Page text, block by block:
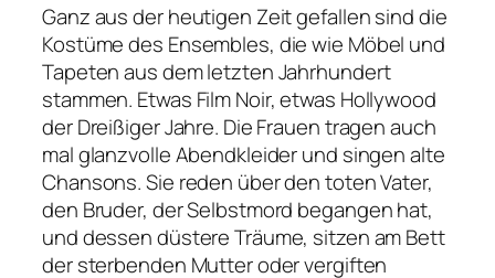
Ganz aus der heutigen Zeit gefallen sind die
Kostüme des Ensembles, die wie Möbel und
Tapeten aus dem letzten Jahrhundert
stammen. Etwas Film Noir, etwas Hollywood
der Dreißiger Jahre. Die Frauen tragen auch
mal glanzvolle Abendkleider und singen alte
Chansons. Sie reden über den toten Vater,
den Bruder, der Selbstmord begangen hat,
und dessen düstere Träume, sitzen am Bett
der sterbenden Mutter oder vergiften